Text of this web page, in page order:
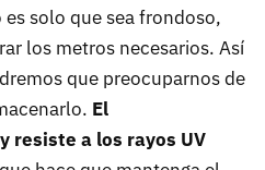
solo que sea frondoso,
los metros necesarios. Así
que preocuparnos de
El
resiste a los rayos UV